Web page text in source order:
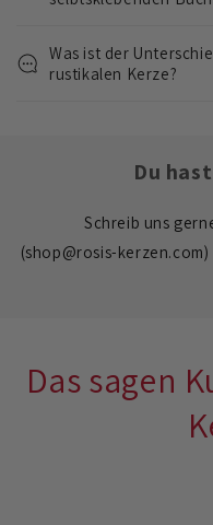
r
a
Was ist der
rustikalen Kerze?
Du
Schreib uns
(shop@rosis-
Das sagen